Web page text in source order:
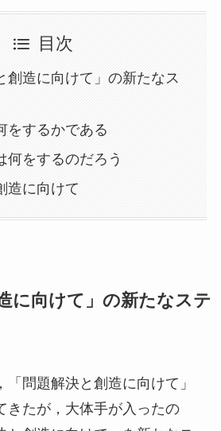
目次
創造に向けて」の新たなス
をするかである
何をするのだろう
造に向けて
に向けて」の新たなステ
「問題解決と創造に向けて」
きたが，大体手が入ったの